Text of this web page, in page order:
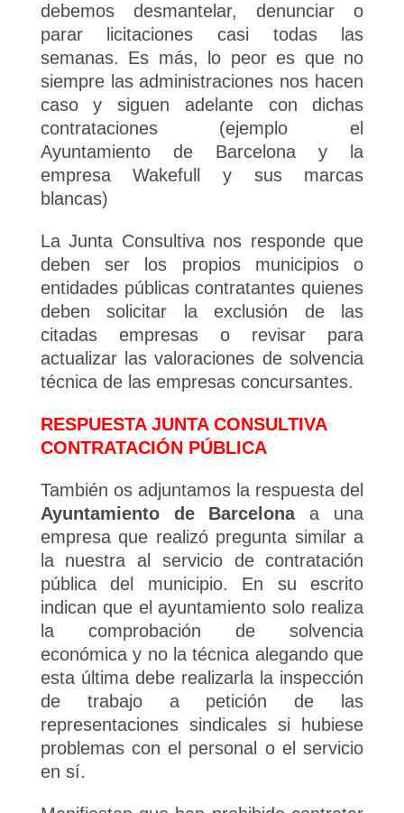
debemos desmantelar, denunciar o
parar licitaciones casi todas las
semanas. Es más, lo peor es que no
siempre las administraciones nos hacen
caso y siguen adelante con dichas
contrataciones (ejemplo el
Ayuntamiento de Barcelona y la
empresa Wakefull y sus marcas
blancas)
La Junta Consultiva nos responde que
deben ser los propios municipios o
entidades públicas contratantes quienes
deben solicitar la exclusión de las
citadas empresas o revisar para
actualizar las valoraciones de solvencia
técnica de las empresas concursantes.
RESPUESTA JUNTA CONSULTIVA
CONTRATACIÓN PÚBLICA
También os adjuntamos la respuesta del
Ayuntamiento de Barcelonaa una
empresa que realizó pregunta similar a
la nuestra al servicio de contratación
pública del municipio. En su escrito
indican que el ayuntamiento solo realiza
la comprobación de solvencia
económica y no la técnica alegando que
esta última debe realizarla la inspección
de trabajo a petición de las
representaciones sindicales si hubiese
problemas con el personal o el servicio
en sí.